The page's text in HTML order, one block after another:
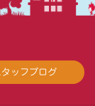
タッフブログ